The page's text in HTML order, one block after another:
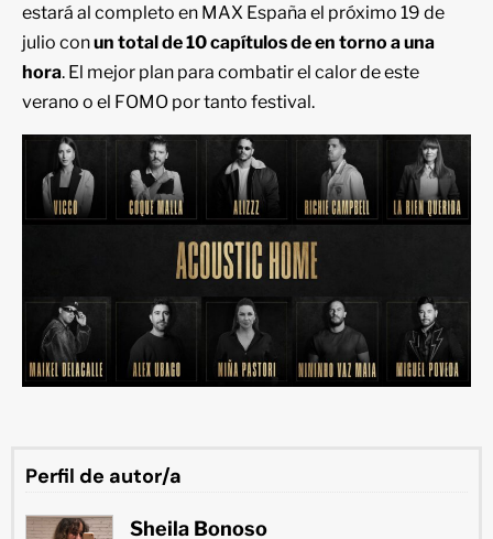
estará al completo en MAX España el próximo 19 de
julio conun total de 10 capítulos de en torno a una
hora. El mejor plan para combatir el calor de este
verano o el FOMO por tanto festival.
Perfil de autor/a
Sheila Bonoso